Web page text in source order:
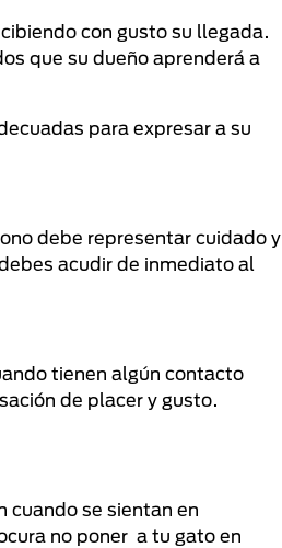
con gusto su llegada.
que su dueño aprenderá a
para expresar a su
debe representar cuidado y
acudir de inmediato al
tienen algún contacto
de placer y gusto.
cuando se sientan en
no poner a tu gato en